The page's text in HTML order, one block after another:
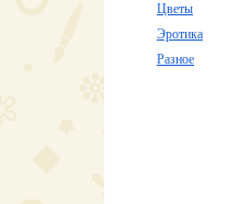
Цветы
Эротика
Разное